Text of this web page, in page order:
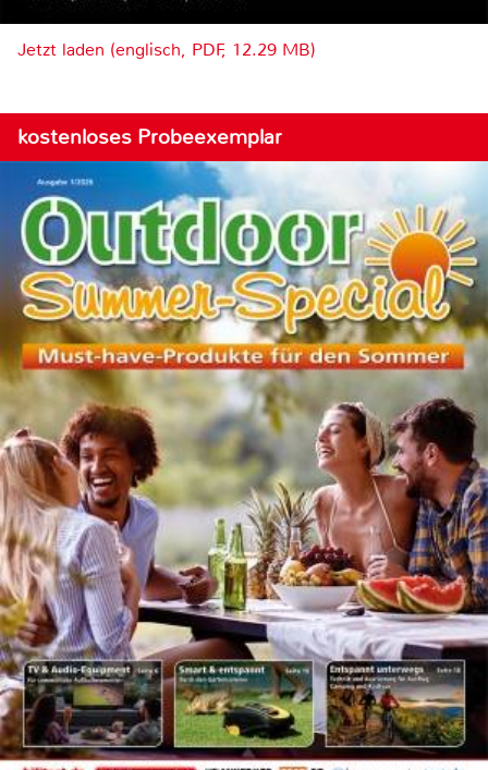
Jetzt laden (englisch, PDF, 12.29 MB)
kostenloses Probeexemplar